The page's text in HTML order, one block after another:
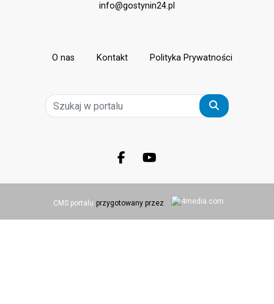
info@gostynin24.pl
O nas Kontakt Polityka Prywatności
Szukaj
Facebook.com
Youtube.com
CMS portalu przygotowany przez